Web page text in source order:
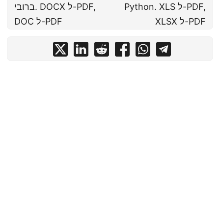
ברובי. DOCX ל-PDF,
DOC ל-PDF
Python. XLS ל-PDF,
XLSX ל-PDF